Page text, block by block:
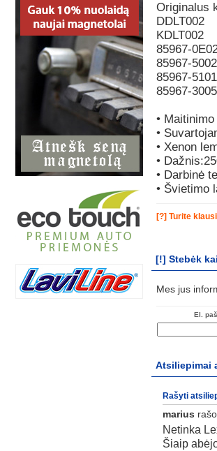
Originalus
DDLT002
KDLT002
85967-
85967-
85967-
85967-
•
•
• Xenon
•
• Darbinė
• Švietimo
[?] Turite
[!] Stebėk
Mes jus
El.
Atsiliepimai
Rašyti
marius
Netinka
Šiaip